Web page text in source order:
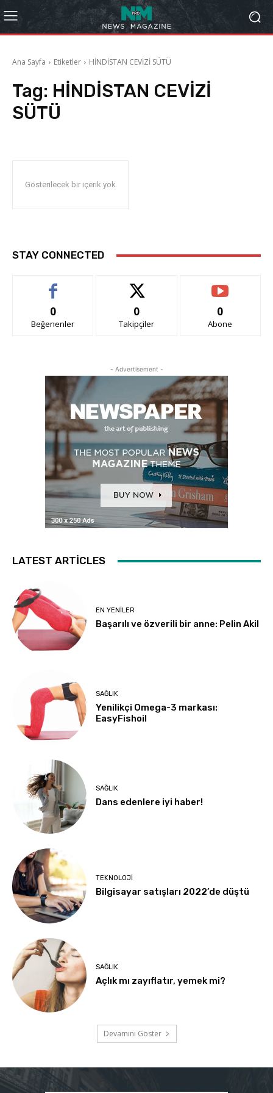
Ana Sayfa Etiketler HİNDİSTAN CEVİZİ SÜTÜ
Tag: HİNDİSTAN CEVİZİ
SÜTÜ
Gösterilecek bir içerik yok
STAY CONNECTED
0
Beğenenler
0
Takipçiler
0
Abone
- Advertisement -
LATEST ARTICLES
EN YENILER
Başarılı ve özverili bir anne: Pelin Akil
SAĞLIK
Yenilikçi Omega-3 markası:
EasyFishoil
SAĞLIK
Dans edenlere iyi haber!
TEKNOLOJI
Bilgisayar satışları 2022’de düştü
SAĞLIK
Açlık mı zayıflatır, yemek mi?
Devamını Göster